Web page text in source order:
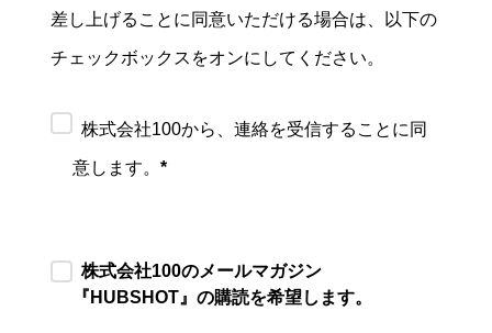
差し上げることに同意いただける場合は、以下の
チェックボックスをオンにしてください。
株式会社100から、連絡を受信することに同
意します。*
株式会社100のメールマガジン
『HUBSHOT』の購読を希望します。